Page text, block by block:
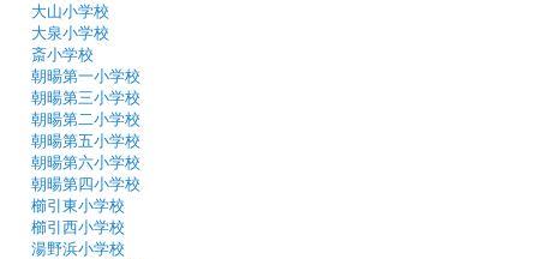
大山小学校
大泉小学校
斎小学校
朝暘第一小学校
朝暘第三小学校
朝暘第二小学校
朝暘第五小学校
朝暘第六小学校
朝暘第四小学校
櫛引東小学校
櫛引西小学校
湯野浜小学校